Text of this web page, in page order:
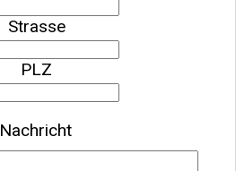
Strasse
PLZ
Nachricht